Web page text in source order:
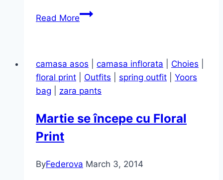
Read MoreCum
vara
asta?
camasa asos camasa inflorata Choies
floral print
Outfits spring outfit
Yoors
bag
zara pants
Martie se începe cu Floral
Print
ByFederova March 3, 2014